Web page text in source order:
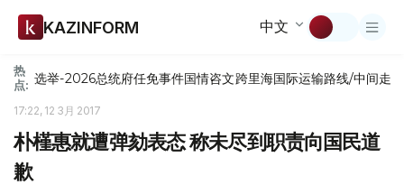
KAZINFORM 中文
热
点: 选举-2026总统府任免事件国情咨文跨里海国际运输路线/中间走廊
17:22, 12 3月 2017
朴槿惠就遭弹劾表态 称未尽到职责向国民道
歉